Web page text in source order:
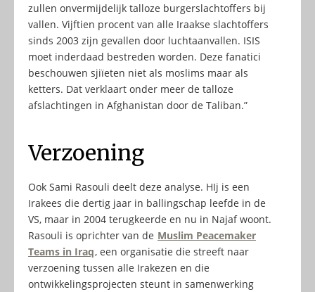
zullen onvermijdelijk talloze burgerslachtoffers bij
vallen. Vijftien procent van alle Iraakse slachtoffers
sinds 2003 zijn gevallen door luchtaanvallen. ISIS
moet inderdaad bestreden worden. Deze fanatici
beschouwen sjiïeten niet als moslims maar als
ketters. Dat verklaart onder meer de talloze
afslachtingen in Afghanistan door de Taliban.”
Verzoening
Ook Sami Rasouli deelt deze analyse. HIj is een
Irakees die dertig jaar in ballingschap leefde in de
VS, maar in 2004 terugkeerde en nu in Najaf woont.
Rasouli is oprichter van de Muslim Peacemaker
Teams in Iraq, een organisatie die streeft naar
verzoening tussen alle Irakezen en die
ontwikkelingsprojecten steunt in samenwerking